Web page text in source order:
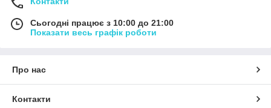
Сьогодні працює з 10:00 до 21:00
Показати весь графік роботи
Про нас
Контакти